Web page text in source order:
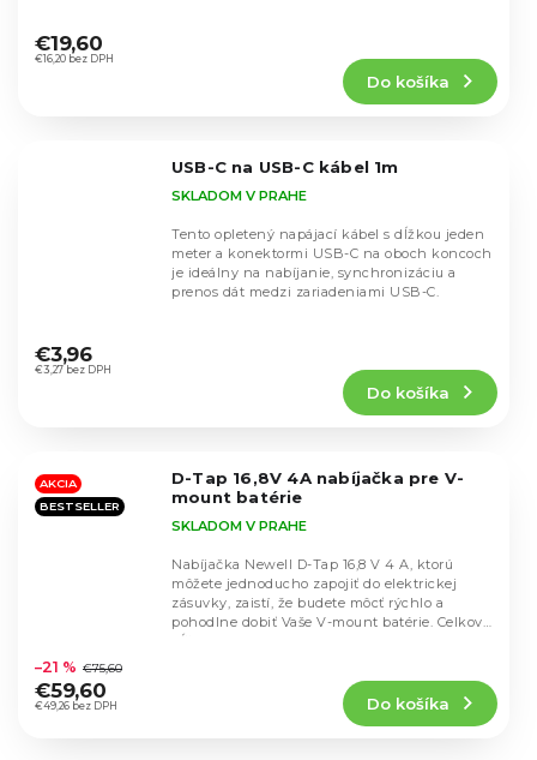
hodnotenie
produktu
€16,20 bez DPH
€19,60
Do košíka
USB-C na USB-C kábel 1m
hodnotenie
produktu
hviezdičiek.
SKLADOM V PRAHE
€3,27 bez DPH
€3,96
Do košíka
Tento opletený napájací kábel s dĺžkou jeden
meter a konektormi USB-C na oboch koncoch
je ideálny na nabíjanie, synchronizáciu a
prenos dát medzi zariadeniami USB-C.
AKCIA
BESTSELLER
D-Tap 16,8V 4A nabíjačka pre V-
mount batérie
hodnotenie
produktu
je
SKLADOM V PRAHE
€49,26 bez DPH
–21 % €75,60
€59,60
Do košíka
Nabíjačka Newell D-Tap 16,8 V 4 A, ktorú
môžete jednoducho zapojiť do elektrickej
zásuvky, zaistí, že budete môcť rýchlo a
pohodlne dobiť Vaše V-mount batérie. Celková
dĺžka...